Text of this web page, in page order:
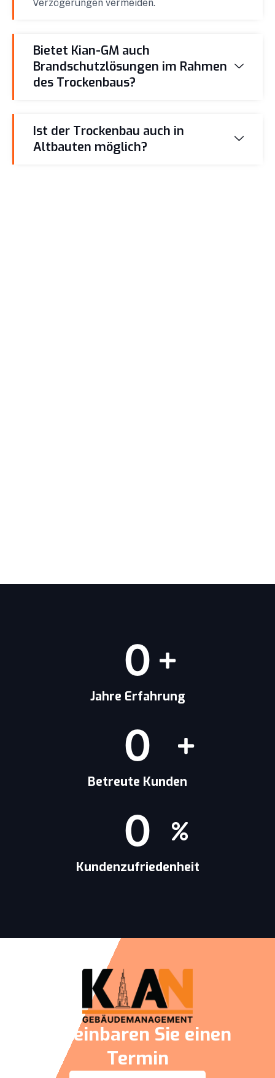
Verzögerungen vermeiden.
Bietet Kian-GM auch
Brandschutzlösungen im Rahmen
des Trockenbaus?
Ist der Trockenbau auch in
Altbauten möglich?
Jahre Erfahrung
0
Betreute Kunden
0
Kundenzufriedenheit
0
Vereinbaren Sie einen
Termin